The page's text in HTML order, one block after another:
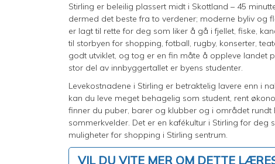
Stirling er beleilig plassert midt i Skottland – 45
dermed det beste fra to verdener; moderne byliv og
er lagt til rette for deg som liker å gå i fjellet, fiske,
til storbyen for shopping, fotball, rugby, konserter,
godt utviklet, og tog er en fin måte å oppleve landet
stor del av innbyggertallet er byens studenter.
Levekostnadene i Stirling er betraktelig lavere enn i
kan du leve meget behagelig som student, rent
finner du puber, barer og klubber og i området rundt
sommerkvelder. Det er en kafékultur i Stirling for
muligheter for shopping i Stirling sentrum.
VIL DU VITE MER OM DETTE